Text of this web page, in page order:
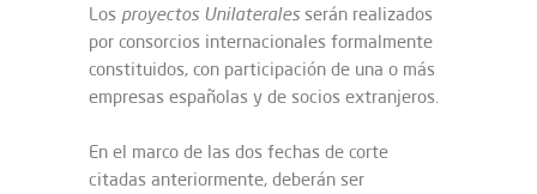
Los proyectos Unilateralesserán realizados
por consorcios internacionales formalmente
constituidos, con participación de una o más
empresas españolas y de socios extranjeros.
En el marco de las dos fechas de corte
citadas anteriormente, deberán ser